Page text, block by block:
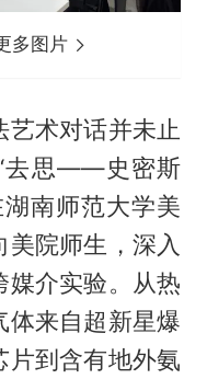
多图片
术对话并未止
去思——史密斯
南师范大学美
院师生，深入
媒介实验。从热
体来自超新星爆
片到含有地外氨